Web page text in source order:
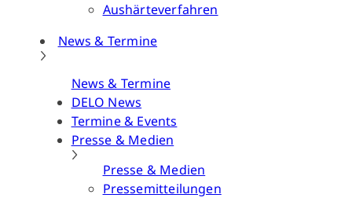
Aushärteverfahren
News & Termine
News & Termine
DELO News
Termine & Events
Presse & Medien
Presse & Medien
Pressemitteilungen